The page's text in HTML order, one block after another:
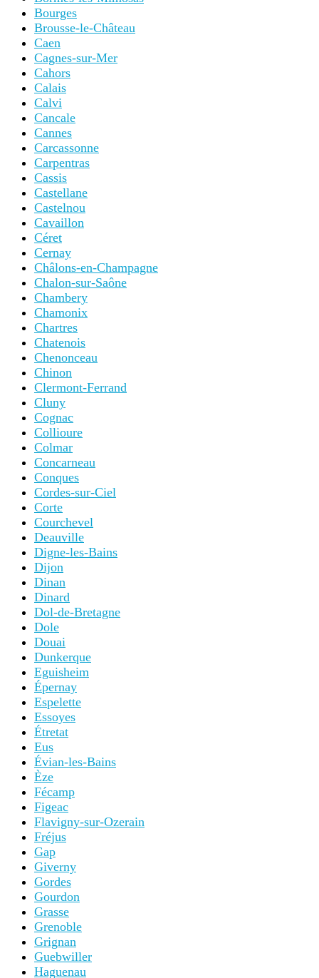
Bourges
Brousse-le-Château
Caen
Cagnes-sur-Mer
Cahors
Calais
Calvi
Cancale
Cannes
Carcassonne
Carpentras
Cassis
Castellane
Castelnou
Cavaillon
Céret
Cernay
Châlons-en-Champagne
Chalon-sur-Saône
Chambery
Chamonix
Chartres
Chatenois
Chenonceau
Chinon
Clermont-Ferrand
Cluny
Cognac
Collioure
Colmar
Concarneau
Conques
Cordes-sur-Ciel
Corte
Courchevel
Deauville
Digne-les-Bains
Dijon
Dinan
Dinard
Dol-de-Bretagne
Dole
Douai
Dunkerque
Eguisheim
Épernay
Espelette
Essoyes
Étretat
Eus
Évian-les-Bains
Èze
Fécamp
Figeac
Flavigny-sur-Ozerain
Fréjus
Gap
Giverny
Gordes
Gourdon
Grasse
Grenoble
Grignan
Guebwiller
Haguenau